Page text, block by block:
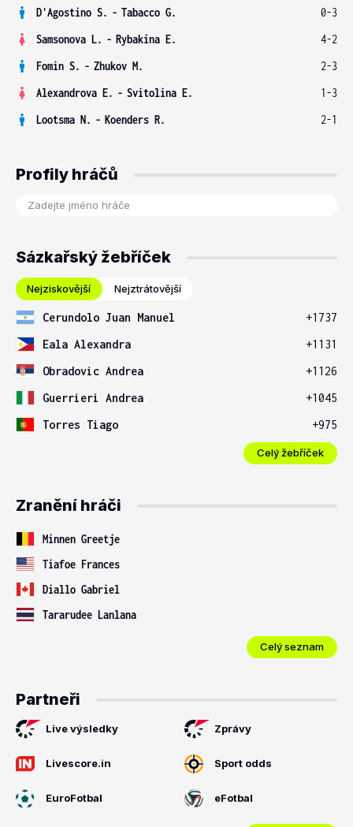
D'Agostino S. - Tabacco G.
0-3
Samsonova L. - Rybakina E.
4-2
Fomin S. - Zhukov M.
2-3
Alexandrova E. - Svitolina E.
1-3
Lootsma N. - Koenders R. 2-1
Profily hráčů
Sázkařský žebříček
Nejziskovější Nejztrátovější
Cerundolo Juan Manuel
+1737
Eala Alexandra
+1131
Obradovic Andrea
+1126
Guerrieri Andrea
+1045
Torres Tiago
+975
Celý žebříček
Zranění hráči
Minnen Greetje
Tiafoe Frances
Diallo Gabriel
Tararudee Lanlana
Celý seznam
Partneři
Live výsledky Zprávy
Livescore.in Sport odds
EuroFotbal eFotbal